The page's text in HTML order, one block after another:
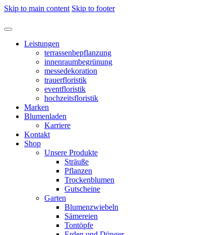
Skip to main content Skip to footer
Leistungen
terrassenbepflanzung
innenraumbegrünung
messedekoration
trauerfloristik
eventfloristik
hochzeitsfloristik
Marken
Blumenladen
Karriere
Kontakt
Shop
Unsere Produkte
Sträuße
Pflanzen
Trockenblumen
Gutscheine
Garten
Blumenzwiebeln
Sämereien
Tontöpfe